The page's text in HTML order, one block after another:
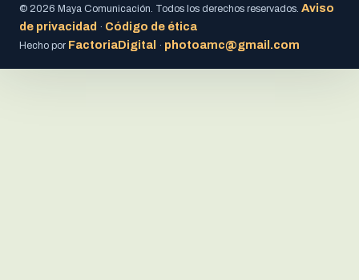
© 2026 Maya Comunicación. Todos los derechos reservados. Aviso
de privacidad · Código de ética
Hecho por FactoriaDigital · photoamc@gmail.com